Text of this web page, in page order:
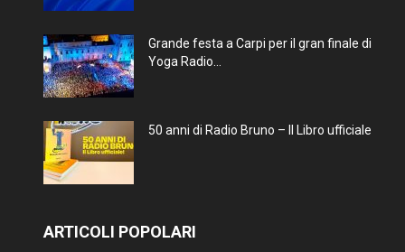
Grande festa a Carpi per il gran finale di
Yoga Radio...
50 anni di Radio Bruno – Il Libro ufficiale
ARTICOLI POPOLARI